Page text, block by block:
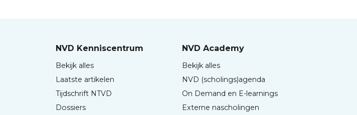
NVD Kenniscentrum
Bekijk alles
Laatste artikelen
Tijdschrift NTVD
Dossiers
NVD Academy
Bekijk alles
NVD (scholings)agenda
On Demand en E-learnings
Externe nascholingen